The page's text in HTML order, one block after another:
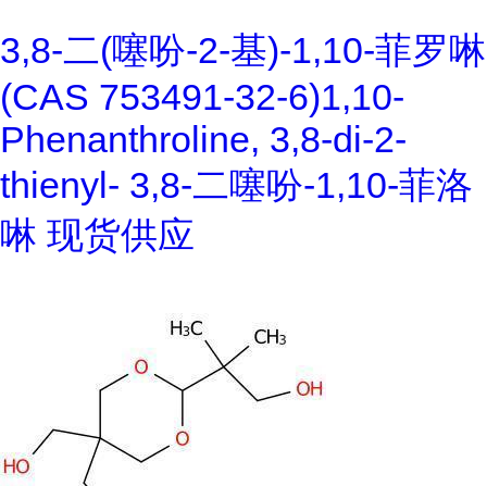
3,8-二(噻吩-2-基)-1,10-菲罗啉
(CAS 753491-32-6)1,10-
Phenanthroline, 3,8-di-2-
thienyl- 3,8-二噻吩-1,10-菲洛
啉 现货供应